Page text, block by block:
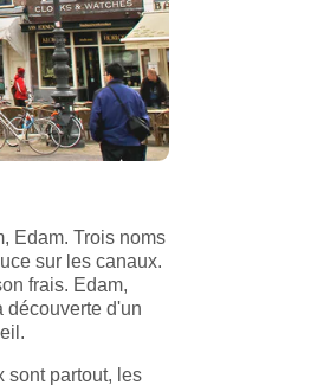
Edam. Trois noms
sur les canaux.
frais. Edam,
découverte d'un
sont partout, les